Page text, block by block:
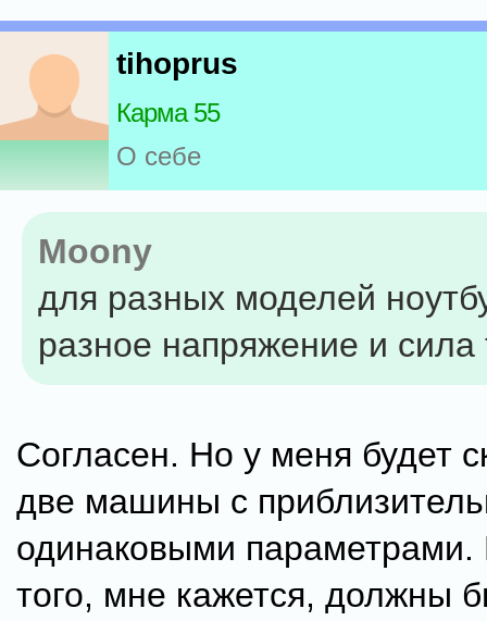
tihoprus
Карма 55
О себе
Moony
для разных моделей
разное напряжение и сила
Согласен. Но у меня будет
две машины с
одинаковыми параметрами.
того, мне кажется, должны